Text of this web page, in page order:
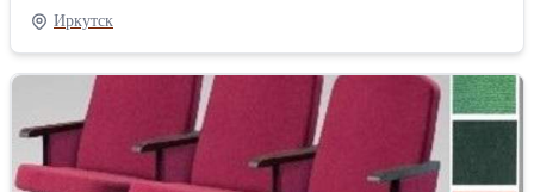
(длина) х глубина х высота в мм: 520 х 540 х 900 Чехол:
Полиэфирная, триплированая, прочная, устойчивая к
истиранию, термостойкая, негорючая синтетическая ткань,
плотностью 250 г/м2, соответствует нормам пожарной
безопасности по ГОСТ 25076-81, 50810- 95, тест Мартиндейла
тест на пилингуемость: катышки не образуются,
воздухопроницаемость: от 240 дм.куб./м.кв., 100% полиэстер.
Мягкий элемент сиденья: Формованный пенополиуретан
Иркутск